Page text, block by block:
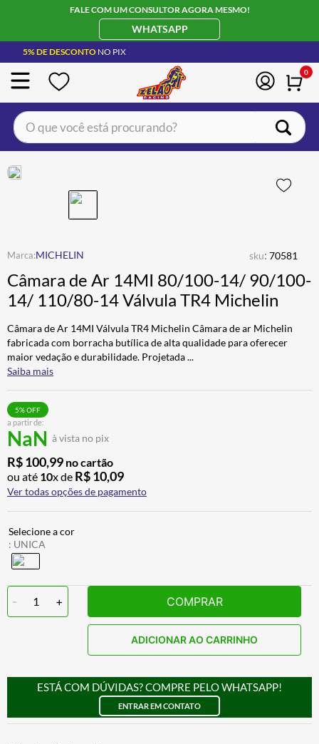
FALE COM UM CONSULTOR AGORA MESMO!
WHATSAPP
5% DE DESCONTO NO PIX
0
O que você está procurando?
MICHELIN sku: 70581
Câmara de Ar 14MI 80/100-14/ 90/100-
14/ 110/80-14 Válvula TR4 Michelin
Câmara de Ar 14MI Válvula TR4 Michelin Câmara de ar Michelin
fabricada com borracha butílica de alta qualidade para oferecer
maior vedação e durabilidade. Projetada...
Saiba mais
a partir de:
NaN à vista no pix
5% OFF
R$100,99 no cartão
ou até 10x de R$10,09
Ver todas opções de pagamento
: UNICA
- 1 + COMPRAR
ADICIONAR AO CARRINHO
ESTÁ COM DÚVIDAS? COMPRE PELO WHATSAPP!
ENTRAR EM CONTATO
BOTA
4º ÓCULOS SOLAR
5º LUVA
6 BAU
7º ALPINESTAR
8º AIROH
9º CALÇA
10º